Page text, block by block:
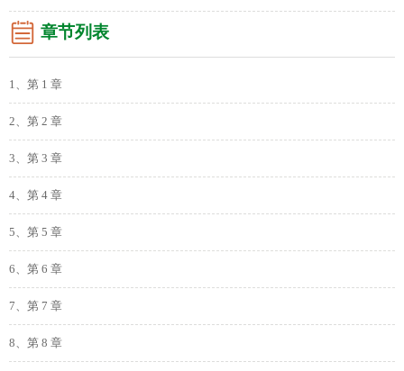
章节列表
1、第 1 章
2、第 2 章
3、第 3 章
4、第 4 章
5、第 5 章
6、第 6 章
7、第 7 章
8、第 8 章